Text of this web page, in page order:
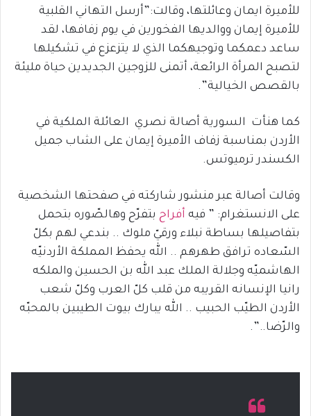
للأميرة ايمان وعائلتها، وقالت:”أرسل التهاني القلبية
للأميرة إيمان ووالديها الفخورين في يوم زفافها، لقد
ساعد دعمكما وتوجيهكما الذي لا يتزعزع في تشكيلها
لتصبح المرأة الرائعة، أتمنى للزوجين الجديدين حياة مليئة
بالقصص الخيالية”.
كما هنأت السورية أصالة نصري العائلة الملكية في
الأردن بمناسبة زفاف الأميرة إيمان على الشاب جميل
الكسندر ترميوتس.
وقالت أصالة عبر منشور شاركته في صفحتها الشخصية
على الانستغرام: ” فيه أفراح بتفرّح وهالصّوره بتحمل
بتفاصيلها بساطة نبلاء ورقيّ ملوك .. بندعي لهم بكلّ
السّعاده ترافق طهرهم .. الله يحفظ المملكة الأردنيّه
الهاشميّه وجلالة الملك عبد الله بن الحسين والملكه
رانيا الإنسانه القريبه من قلب كلّ العرب وكلّ شعب
الأردن الطيّب الحبيب .. الله يبارك بيوت الطيبين بالمحبّه
والرّضا..”.